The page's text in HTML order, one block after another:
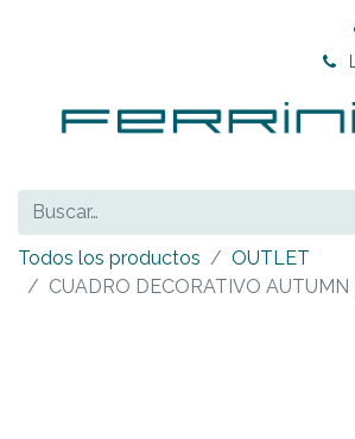
Todos los productos
OUTLET
CUADRO DECORATIVO AUTUMN